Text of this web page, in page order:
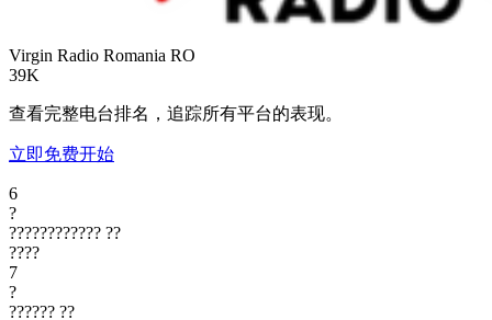
Virgin Radio Romania RO
39K
查看完整电台排名，追踪所有平台的表现。
立即免费开始
6
?
???????????? ??
????
7
?
?????? ??